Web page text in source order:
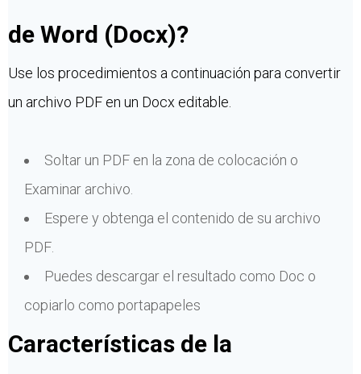
de Word (Docx)?
Use los procedimientos a continuación para convertir
un archivo PDF en un Docx editable.
Soltar un PDF en la zona de colocación o
Examinar archivo.
Espere y obtenga el contenido de su archivo
PDF.
Puedes descargar el resultado como Doc o
copiarlo como portapapeles
Características de la